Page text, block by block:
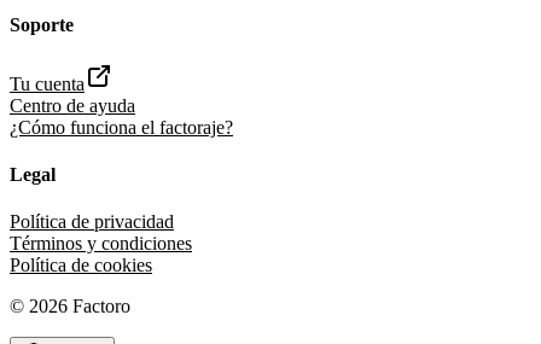
Soporte
Tu cuenta
Centro de ayuda
¿Cómo funciona el factoraje?
Legal
Política de privacidad
Términos y condiciones
Política de cookies
© 2026 Factoro